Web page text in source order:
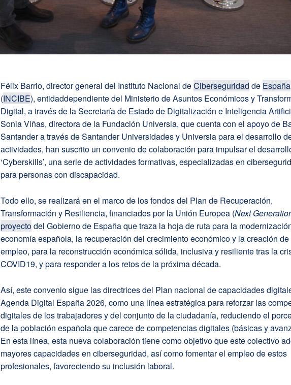
Félix Barrio, director general del Instituto Nacional deCiberseguridad de España
(INCIBE), entidaddependiente del Ministerio de Asuntos Económicos y
Digital, a través de la Secretaría de Estado de Digitalización e Inteligencia
Sonia Viñas, directora de la Fundación Universia, que cuenta con el apoyo de
Santander a través de Santander Universidades y Universia para el desarrollo
actividades, han suscrito un convenio de colaboración para impulsar el
‘Cyberskills’, una serie de actividades formativas, especializadas en
para personas con discapacidad.
Todo ello, se realizará en el marco de los fondos del Plan de Recuperación,
Transformación y Resiliencia, financiados por la Unión Europea (Next
proyectodel Gobierno de España que traza la hoja de ruta para la
economía española, la recuperación del crecimiento económico y la creación de
empleo, para la reconstrucción económica sólida, inclusiva y resiliente tras la
COVID19, y para responder a los retos de la próxima década.
Así, este convenio sigue las directrices del Plan nacional de capacidades
Agenda Digital España 2026, como una línea estratégica para reforzar las
digitales de los trabajadores y del conjunto de la ciudadanía, reduciendo el
de la población española que carece de competencias digitales (básicas y
En esta línea, esta nueva colaboración tiene como objetivo que este colectivo
mayores capacidades en ciberseguridad, así como fomentar el empleo de estos
profesionales, favoreciendo su inclusión laboral.